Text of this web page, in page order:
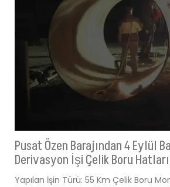
Pusat Özen Barajından 4 Eylül
Derivasyon İşi Çelik Boru
Yapılan İşin Türü: 55 Km Çelik Boru